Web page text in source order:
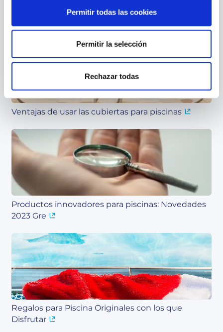
Permitir todas las cookies
Permitir la selección
Rechazar todas
Contenido relacionado
Ventajas de usar las cubiertas para piscinas
Productos innovadores para piscinas: Novedades
2023 Gre
Regalos para Piscina Originales con los que
Disfrutar